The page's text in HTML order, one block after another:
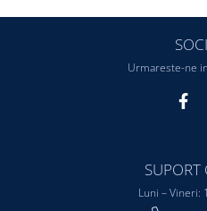
Urmareste-ne
SUPORT
Luni – Vineri: